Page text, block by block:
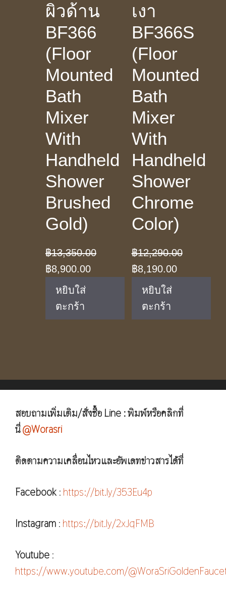
ผิวด้าน
BF366
(Floor
Mounted
Bath
Mixer
With
Handheld
Shower
Brushed
Gold)
฿13,350.00
Original
price
฿13,350.00.
฿8,900.00Current
฿8,900.00.
หยิบใส่
ตะกร้า
เงา
BF366S
(Floor
Mounted
Bath
Mixer
With
Handheld
Shower
Chrome
Color)
฿12,290.00
Original
price
฿12,290.00.
฿8,190.00Current
฿8,190.00.
หยิบใส่
ตะกร้า
สอบถามเพิ่มเติม/สั่งซื้อ Line : พิมพ์หรือคลิกที่
นี่@Worasri
ติดตามความเคลื่อนไหวและอัพเดทข่าวสารได้ที่
Facebook : https://bit.ly/353Eu4p
Instagram : https://bit.ly/2xJqFMB
Youtube :
https://www.youtube.com/